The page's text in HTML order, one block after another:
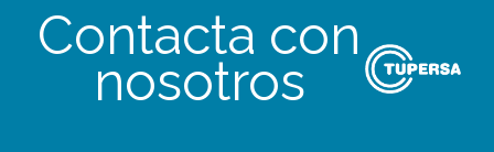
Contacta con
nosotros